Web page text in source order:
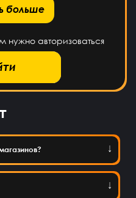
больше
нужно авторизоваться